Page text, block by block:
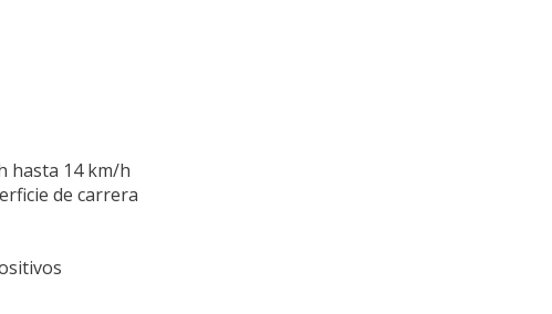
hasta 14 km/h
de carrera